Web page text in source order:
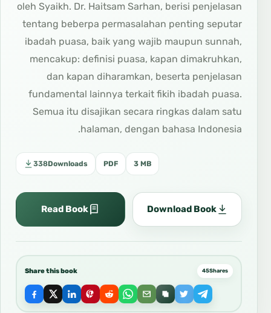
oleh Syaikh. Dr. Haitsam Sarhan, berisi penjelasan
tentang beberpa permasalahan penting seputar
ibadah puasa, baik yang wajib maupun sunnah,
mencakup: definisi puasa, kapan dimakruhkan,
dan kapan diharamkan, beserta penjelasan
fundamental lainnya terkait fikih ibadah puasa.
Semua itu disajikan secara ringkas dalam satu
halaman, dengan bahasa Indonesia.
338Downloads PDF 3 MB
Read Book Download Book
Share this book 45Shares